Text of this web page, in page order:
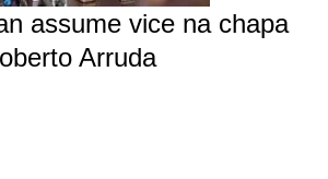
assume vice na chapa
Arruda